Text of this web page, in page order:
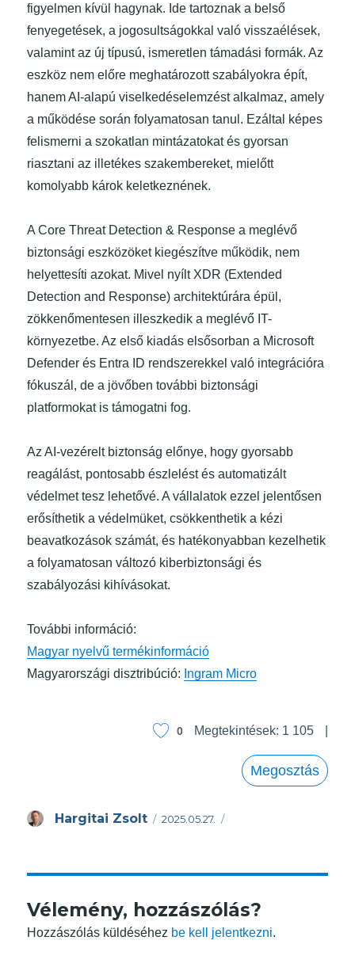
figyelmen kívül hagynak. Ide tartoznak a belső
fenyegetések, a jogosultságokkal való visszaélések,
valamint az új típusú, ismeretlen támadási formák. Az
eszköz nem előre meghatározott szabályokra épít,
hanem AI-alapú viselkedéselemzést alkalmaz, amely
a működése során folyamatosan tanul. Ezáltal képes
felismerni a szokatlan mintázatokat és gyorsan
riasztani az illetékes szakembereket, mielőtt
komolyabb károk keletkeznének.
A Core Threat Detection & Response a meglévő
biztonsági eszközöket kiegészítve működik, nem
helyettesíti azokat. Mivel nyílt XDR (Extended
Detection and Response) architektúrára épül,
zökkenőmentesen illeszkedik a meglévő IT-
környezetbe. Az első kiadás elsősorban a Microsoft
Defender és Entra ID rendszerekkel való integrációra
fókuszál, de a jövőben további biztonsági
platformokat is támogatni fog.
Az AI-vezérelt biztonság előnye, hogy gyorsabb
reagálást, pontosabb észlelést és automatizált
védelmet tesz lehetővé. A vállalatok ezzel jelentősen
erősíthetik a védelmüket, csökkenthetik a kézi
beavatkozások számát, és hatékonyabban kezelhetik
a folyamatosan változó kiberbiztonsági és
szabályozási kihívásokat.
További információ:
Magyar nyelvű termékinformáció
Magyarországi disztribúció: Ingram Micro
Megtekintések: 1 105
0
Megosztás
Szerző
Hargitai Zsolt Közzétéve
2025.05.27.
Vélemény, hozzászólás?
Hozzászólás küldéséhez be kell jelentkezni.